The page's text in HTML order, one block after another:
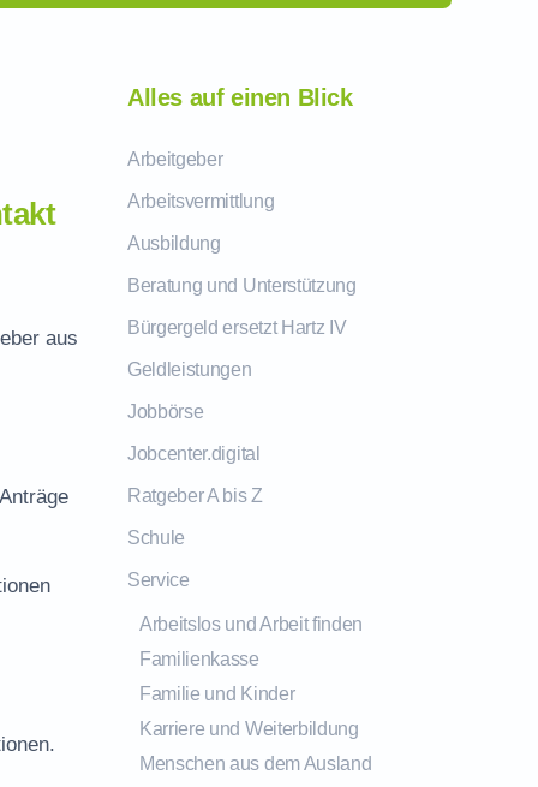
aus
Alles auf einen Blick
Arbeitgeber
Arbeitsvermittlung
Ausbildung
Beratung und Unterstützung
Bürgergeld ersetzt Hartz IV
Geldleistungen
Jobbörse
Jobcenter.digital
Ratgeber A bis Z
Schule
Service
Arbeitslos und Arbeit finden
Familienkasse
Familie und Kinder
Karriere und Weiterbildung
Menschen aus dem Ausland